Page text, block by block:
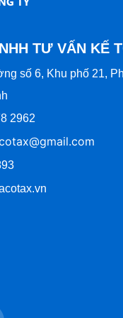
TƯ VẤN KẾ
số 6, Khu phố 21,
2962